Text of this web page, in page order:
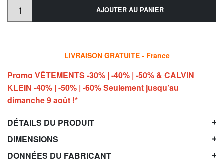
AJOUTER AU PANIER
LIVRAISON GRATUITE - France
Promo VÊTEMENTS -30% | -40% | -50% & CALVIN
KLEIN -40% | -50% | -60% Seulement jusqu’au
dimanche 9 août !*
DÉTAILS DU PRODUIT
DIMENSIONS
DONNÉES DU FABRICANT